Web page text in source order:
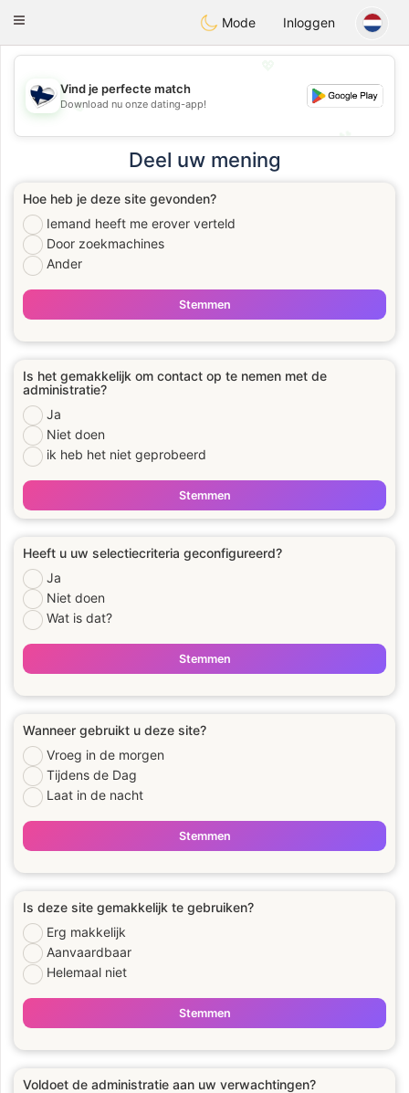
SuomenTreffit
Toggle
Mode Inloggen
💖
💕
💕
Vind je perfecte match
Download nu onze dating-app!
Deel uw mening
Hoe heb je deze site gevonden?
Iemand heeft me erover verteld
Door zoekmachines
Ander
Stemmen
Is het gemakkelijk om contact op te nemen met de
administratie?
Ja
Niet doen
ik heb het niet geprobeerd
Stemmen
Heeft u uw selectiecriteria geconfigureerd?
Ja
Niet doen
Wat is dat?
Stemmen
Wanneer gebruikt u deze site?
Vroeg in de morgen
Tijdens de Dag
Laat in de nacht
Stemmen
Is deze site gemakkelijk te gebruiken?
Erg makkelijk
Aanvaardbaar
Helemaal niet
Stemmen
Voldoet de administratie aan uw verwachtingen?